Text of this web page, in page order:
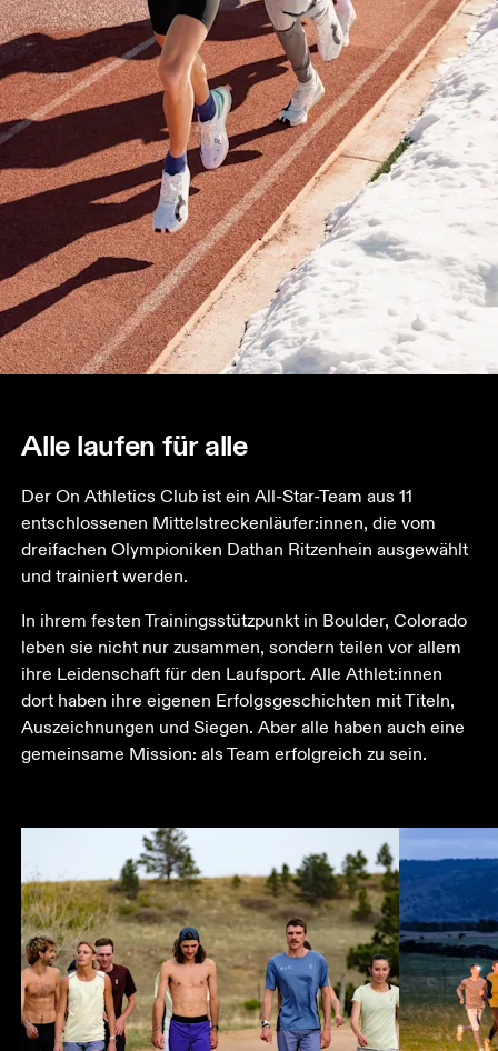
Alle laufen für alle
Der On Athletics Club ist ein All-Star-Team aus 11
entschlossenen Mittelstreckenläufer:innen, die vom
dreifachen Olympioniken Dathan Ritzenhein ausgewählt
und trainiert werden.
In ihrem festen Trainingsstützpunkt in Boulder, Colorado
leben sie nicht nur zusammen, sondern teilen vor allem
ihre Leidenschaft für den Laufsport. Alle Athlet:innen
dort haben ihre eigenen Erfolgsgeschichten mit Titeln,
Auszeichnungen und Siegen. Aber alle haben auch eine
gemeinsame Mission: als Team erfolgreich zu sein.